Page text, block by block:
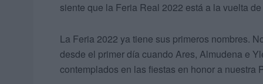
siente que la Feria Real 2022 está a la vuelta
La Feria 2022 ya tiene sus primeros nombres.
desde el primer día cuando Ares, Almudena e
contemplados en las fiestas en honor a nuestra